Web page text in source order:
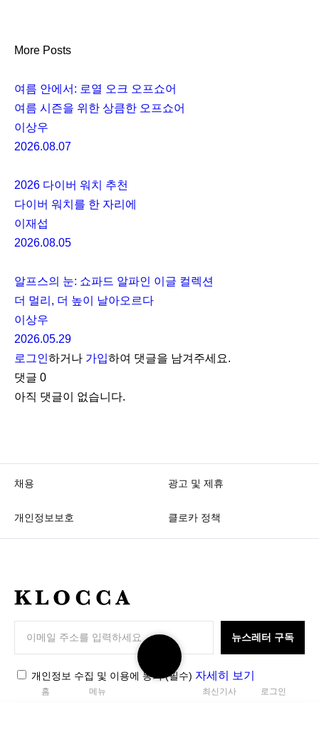
검
색
하
홈 메뉴 최신기사 로그인
More Posts
여름 안에서: 로열 오크 오프쇼어
여름 시즌을 위한 상큼한 오프쇼어
이상우
2026.08.07
2026 다이버 워치 추천
다이버 워치를 한 자리에
이재섭
2026.08.05
알프스의 눈: 쇼파드 알파인 이글 컬렉션
더 멀리, 더 높이 날아오르다
이상우
2026.05.29
로그인하거나 가입하여 댓글을 남겨주세요.
댓글 0
아직 댓글이 없습니다.
채용 광고 및 제휴
개인정보보호 클로카 정책
K
C
C
뉴스레터 구독
개인정보 수집 및 이용에 동의(필수) 자세히 보기